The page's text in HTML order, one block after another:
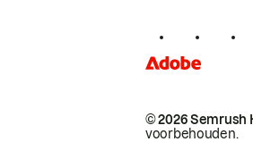
© 2026 Semrush
voorbehouden.